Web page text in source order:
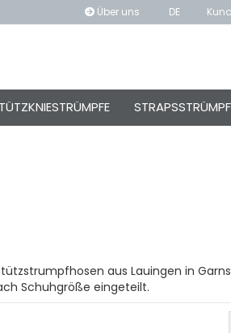
Über uns DE
aus Lauingen in
Schuhgröße eingeteilt.